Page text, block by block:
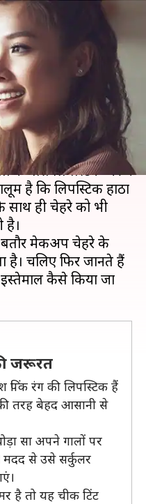
कईं तरीकों
लिपस्टिक का
अट्रैक्टिव लुक देने में
के पास लिपस्टिक जरूर
है कि लिपस्टिक होंठों
साथ ही चेहरे को भी
है।
बतौर मेकअप चेहरे के
है। चलिए फिर जानते हैं
इस्तेमाल कैसे किया जा
जरूरत
रंग की लिपस्टिक हैं
तरह बेहद आसानी से
सा अपने गालों पर
से उसे सर्कुलर
है तो यह चीक टिंट